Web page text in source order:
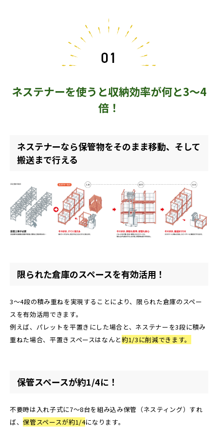
ネステナーを使うと収納効率が何と3～4
倍！
ネステナーなら保管物をそのまま移動、そして
搬送まで行える
限られた倉庫のスペースを有効活用！
3～4段の積み重ねを実現することにより、限られた倉庫のスペー
スを有効活用できます。
例えば、パレットを平置きにした場合と、ネステナーを3段に積み
重ねた場合、平置きスペースはなんと約1/3に削減できます。
保管スペースが約1/4に！
不要時は入れ子式に7～8台を組み込み保管（ネスティング）すれ
ば、保管スペースが約1/4になります。